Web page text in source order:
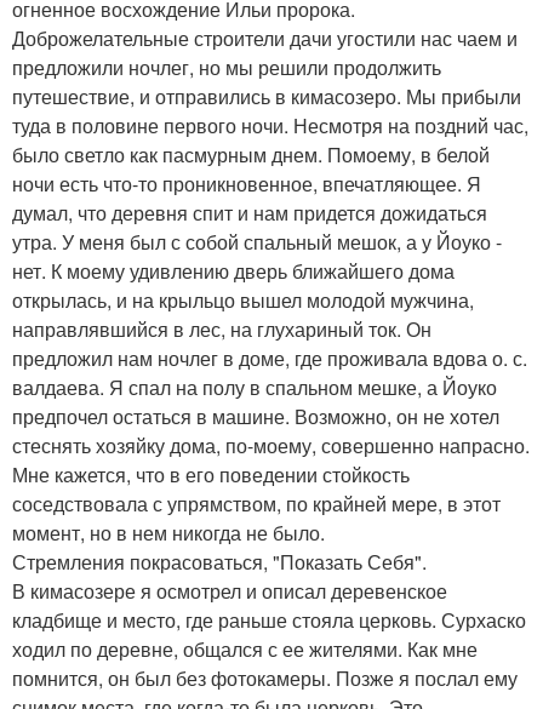
огненное восхождение Ильи пророка.
Доброжелательные строители дачи угостили нас чаем и
предложили ночлег, но мы решили продолжить
путешествие, и отправились в кимасозеро. Мы прибыли
туда в половине первого ночи. Несмотря на поздний час,
было светло как пасмурным днем. Помоему, в белой
ночи есть что-то проникновенное, впечатляющее. Я
думал, что деревня спит и нам придется дожидаться
утра. У меня был с собой спальный мешок, а у Йоуко -
нет. К моему удивлению дверь ближайшего дома
открылась, и на крыльцо вышел молодой мужчина,
направлявшийся в лес, на глухариный ток. Он
предложил нам ночлег в доме, где проживала вдова о. с.
валдаева. Я спал на полу в спальном мешке, а Йоуко
предпочел остаться в машине. Возможно, он не хотел
стеснять хозяйку дома, по-моему, совершенно напрасно.
Мне кажется, что в его поведении стойкость
соседствовала с упрямством, по крайней мере, в этот
момент, но в нем никогда не было.
Стремления покрасоваться, "Показать Себя".
В кимасозере я осмотрел и описал деревенское
кладбище и место, где раньше стояла церковь. Сурхаско
ходил по деревне, общался с ее жителями. Как мне
помнится, он был без фотокамеры. Позже я послал ему